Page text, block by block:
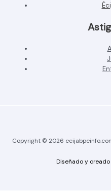
Copyright © 2026
Diseñado y